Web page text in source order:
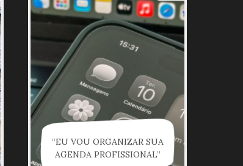
“EU VOU ORGANIZAR SUA
AGENDA PROFISSIONAL”